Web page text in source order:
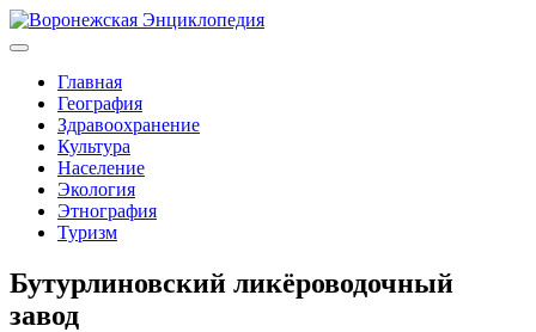
Главная
География
Здравоохранение
Культура
Население
Экология
Этнография
Туризм
Бутурлиновский ликёроводочный
завод